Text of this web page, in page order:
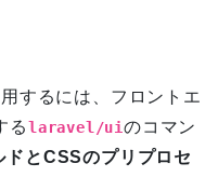
するには、フロントエ
るlaravel /uiのコマン
とCSSのプリプロセ